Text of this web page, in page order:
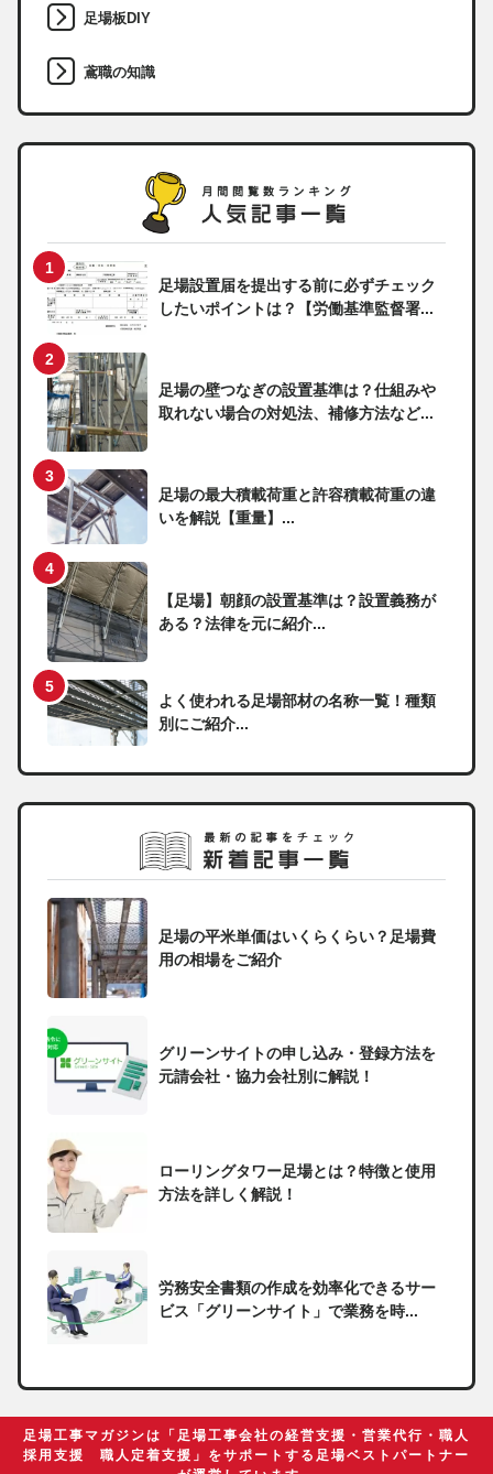
足場板DIY
鳶職の知識
足場設置届を提出する前に必ずチェック
したいポイントは？【労働基準監督署...
足場の壁つなぎの設置基準は？仕組みや
取れない場合の対処法、補修方法など...
足場の最大積載荷重と許容積載荷重の違
いを解説【重量】...
【足場】朝顔の設置基準は？設置義務が
ある？法律を元に紹介...
よく使われる足場部材の名称一覧！種類
別にご紹介...
足場の平米単価はいくらくらい？足場費
用の相場をご紹介
グリーンサイトの申し込み・登録方法を
元請会社・協力会社別に解説！
ローリングタワー足場とは？特徴と使用
方法を詳しく解説！
労務安全書類の作成を効率化できるサー
ビス「グリーンサイト」で業務を時...
届いたらどうしたらいい？
足場工事マガジンは「足場工事会社の経営支援・営業代行・職人
採用支援 職人定着支援」をサポートする足場ベストパートナー